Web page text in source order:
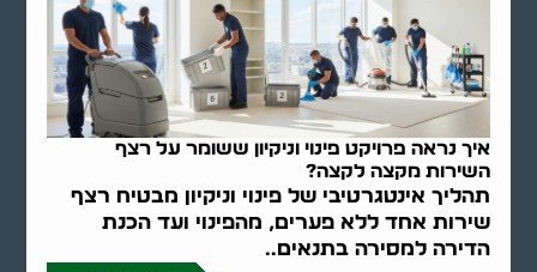
איך נראה פרויקט פינוי וניקיון ששומר על רצף
השירות מקצה לקצה?
תהליך אינטגרטיבי של פינוי וניקיון מבטיח רצף
שירות אחד ללא פערים, מהפינוי ועד הכנת
הדירה למסירה בתנאים..